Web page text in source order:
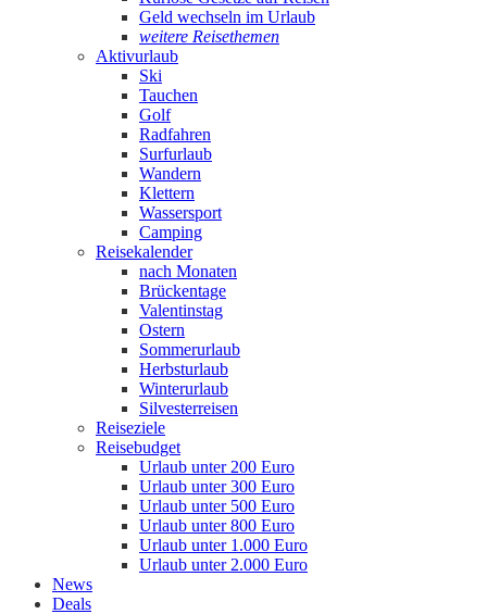
Geld wechseln im Urlaub
weitere Reisethemen
Aktivurlaub
Ski
Tauchen
Golf
Radfahren
Surfurlaub
Wandern
Klettern
Wassersport
Camping
Reisekalender
nach Monaten
Brückentage
Valentinstag
Ostern
Sommerurlaub
Herbsturlaub
Winterurlaub
Silvesterreisen
Reiseziele
Reisebudget
Urlaub unter 200 Euro
Urlaub unter 300 Euro
Urlaub unter 500 Euro
Urlaub unter 800 Euro
Urlaub unter 1.000 Euro
Urlaub unter 2.000 Euro
News
Deals